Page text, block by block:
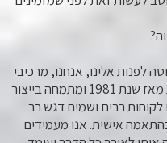
לפנות אלינו, אנחנו, מרכיבי
השרון, התשובה! המסגרייה שלנו קיימת מאז שנת 1981 ומתמחה בייצור
רבים ושמים דגש רב
אישית. אנו מעמידים